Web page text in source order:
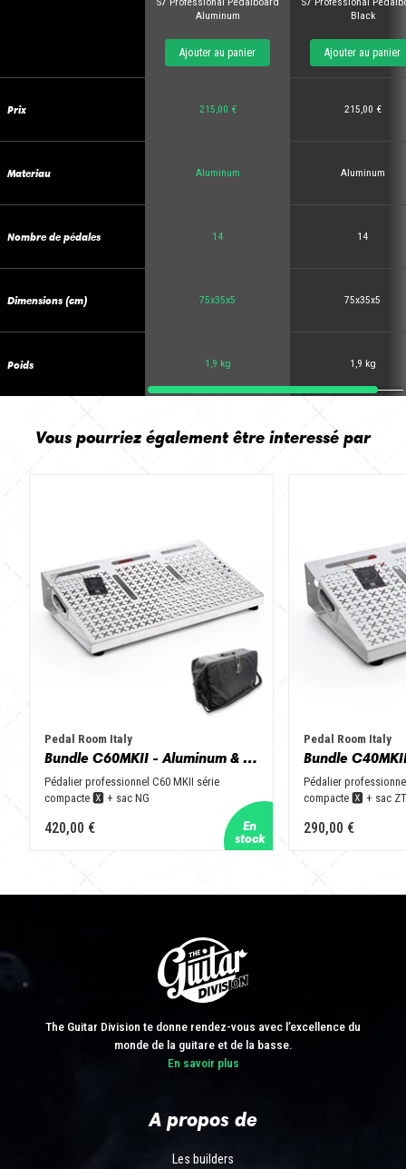
Prix
Materiau
Nombre de pédales
Dimensions (cm)
Poids
Aluminum
Ajouter au panier
215,00 €
Aluminum
14
75x35x5
1,9 kg
Black
Ajouter au panier
215,00 €
Aluminum
14
75x35x5
1,9 kg
Vous pourriez également être interessé par
Pedal Room Italy
Bundle C60MKII - Aluminum & Black + NGbag
Pédalier professionnel C60 MKII série
compacte 🆇 + sac NG
420,00 €
Pedal Room Italy
Pédalier
compacte 🆇 + sac ZT
290,00 €
The Guitar Division te donne rendez-vous avec l’excellence du
monde de la guitare et de la basse.
En savoir plus
A propos de
Les builders